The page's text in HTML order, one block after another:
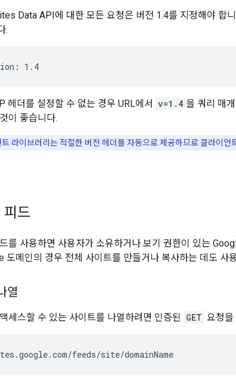
Data API에 대한 모든 요청은 버전 1.4를 지정해야 합
.
1.4
헤더를 설정할 수 없는 경우 URL에서 v=1.4 을 쿼리 매
이 좋습니다.
트 라이브러리는 적절한 버전 헤더를 자동으로 제공하므로 클라이
피드
드를 사용하면 사용자가 소유하거나 보기 권한이 있는
도메인의 경우 전체 사이트를 만들거나 복사하는 데도 사
열
액세스할 수 있는 사이트를 나열하려면 인증된 GET 요청을
feeds/site/domainName